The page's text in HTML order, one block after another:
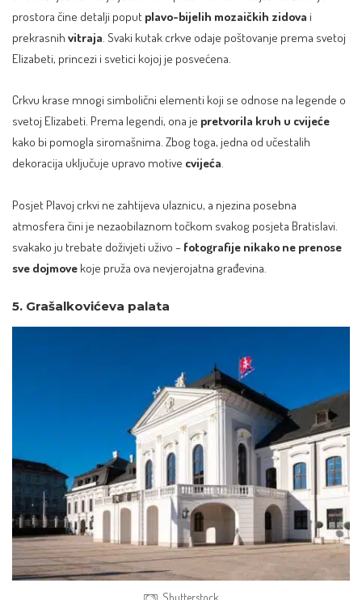
prostora čine detalji poput plavo-bijelih mozaičkih zidova i
prekrasnih vitraja . Svaki kutak crkve odaje poštovanje prema svetoj
Elizabeti, princezi i svetici kojoj je posvećena.
Crkvu krase mnogi simbolični elementi koji se odnose na legende o
svetoj Elizabeti. Prema legendi, ona je pretvorila kruh u cvijeće
kako bi pomogla siromašnima. Zbog toga, jedna od učestalih
dekoracija uključuje upravo motive cvijeća.
Posjet Plavoj crkvi ne zahtijeva ulaznicu, a njezina posebna
atmosfera čini je nezaobilaznom točkom svakog posjeta Bratislavi.
svakako ju trebate doživjeti uživo – fotografije nikako ne prenose
sve dojmove koje pruža ova nevjerojatna građevina.
5. Grašalkovićeva palata